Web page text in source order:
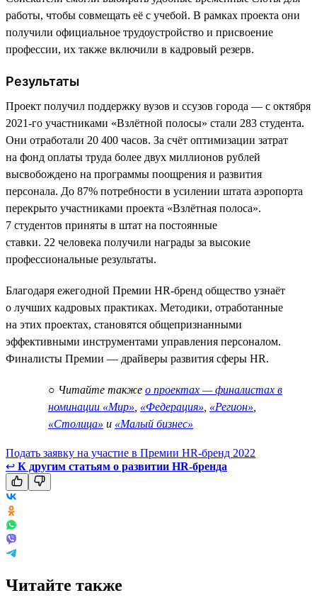
работы, чтобы совмещать её с учебой. В рамках проекта они
получили официальное трудоустройство и присвоение
профессии, их также включили в кадровый резерв.
Результаты
Проект получил поддержку вузов и ссузов города — с октября
2021-го участниками «Взлётной полосы» стали 283 студента.
Они отработали 20 400 часов. За счёт оптимизации затрат
на фонд оплаты труда более двух миллионов рублей
высвобождено на программы поощрения и развития
персонала. До 87% потребности в усилении штата аэропорта
перекрыто участниками проекта «Взлётная полоса».
7 студентов приняты в штат на постоянные
ставки. 22 человека получили награды за высокие
профессиональные результаты.
Благодаря ежегодной Премии HR-бренд общество узнаёт
о лучших кадровых практиках. Методики, отработанные
на этих проектах, становятся общепризнанными
эффективными инструментами управления персоналом.
Финалисты Премии — драйверы развития сферы HR.
○ Читайте также о проектах — финалистах в
номинации «Мир» «Федерация» «Регион»
«Столица» и «Малый бизнес»
Подать заявку на участие в Премии HR-бренд 2022
↩ К другим статьям о развитии HR-бренда
Читайте также